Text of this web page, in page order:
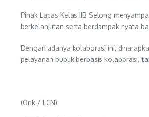
Pihak Lapas Kelas IIB Selong
berkelanjutan serta berdampak nyata
Dengan adanya kolaborasi ini,
pelayanan publik berbasis
(Orik / LCN)